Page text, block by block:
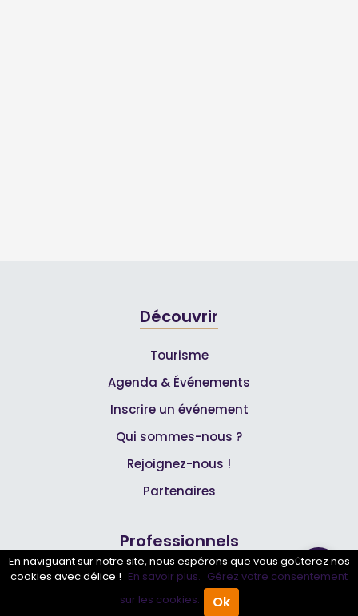
Annuaire Pro Agenda
Découvrir
Tourisme
Agenda & Événements
Inscrire un événement
Qui sommes-nous ?
Rejoignez-nous !
Partenaires
Professionnels
Annuaire pro
Inscrire mon entreprise
En naviguant sur notre site, nous espérons que vous goûterez nos
cookies avec délice ! En savoir plus. Gérez votre consentement
sur les cookies.
Ok